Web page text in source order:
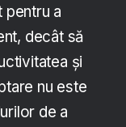
pentru a
decât să
și
nu este
de a